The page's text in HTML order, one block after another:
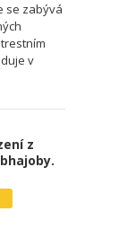
se zabývá
v
z